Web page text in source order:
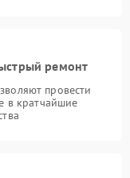
ремонт
провести
в кратчайшие